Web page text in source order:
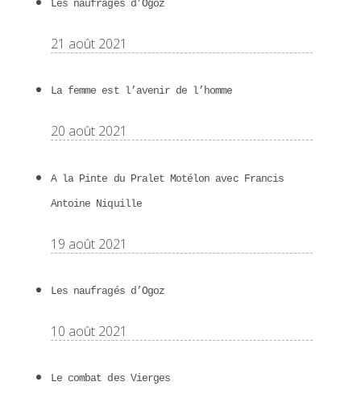
Les naufragés d’Ogoz
21 août 2021
La femme est l’avenir de l’homme
20 août 2021
A la Pinte du Pralet Motélon avec Francis
Antoine Niquille
19 août 2021
Les naufragés d’Ogoz
10 août 2021
Le combat des Vierges